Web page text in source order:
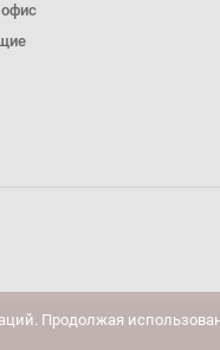
Продолжая